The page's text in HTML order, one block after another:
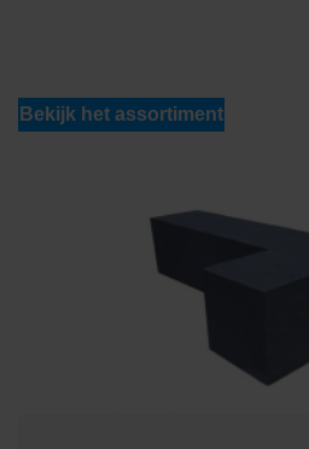
Bekijk het assortiment